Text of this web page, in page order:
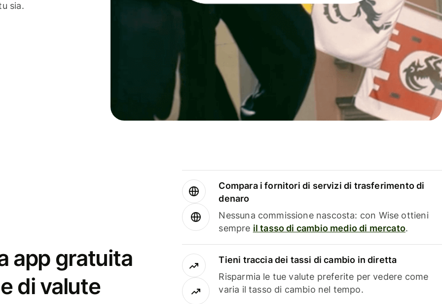
sia.
app gratuita
di valute
Compara i fornitori di servizi di trasferimento di
denaro
Nessuna commissione nascosta: con Wise ottieni
sempre il tasso di cambio medio di mercato.
Tieni traccia dei tassi di cambio in diretta
Risparmia le tue valute preferite per vedere come
varia il tasso di cambio nel tempo.